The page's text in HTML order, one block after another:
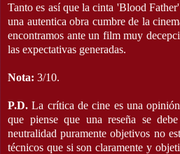
Tanto es así que la cinta 'Blood
una autentica obra cumbre de la
encontramos ante un film muy
las expectativas generadas.
Nota: 3/10.
P.D. La crítica de cine es una
que piense que una reseña se
neutralidad puramente objetivos no
técnicos que si son claramente y